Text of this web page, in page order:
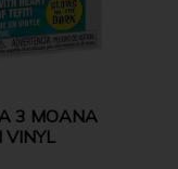
3 MOANA
VINYL